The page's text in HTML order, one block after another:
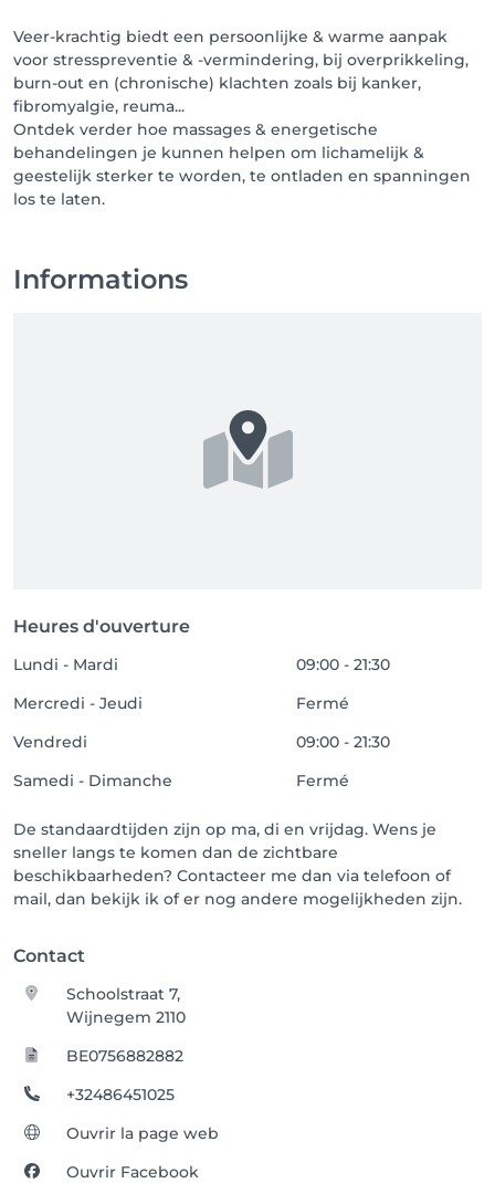
Aangezien je tot 24 u op voorhand kan inboeken is
annuleren of verplaatsen tot dan kosteloos. Daarna
kunnen geannuleerde plaatsen moeilijk last-minute
nog ingevuld geraken, dus is een vergoeding nodig
om de onkosten te dekken.
Minder dan 24u op voorhand -> 50% van de
behandeling wordt aangerekend.
Minder dan 12u op voorhand en bij 'no show'-> de
Veerle
Veer-krachtig biedt een persoonlijke & warme aanpak
voor stresspreventie & -vermindering, bij overprikkeling,
burn-out en (chronische) klachten zoals bij kanker,
fibromyalgie, reuma...
Ontdek verder hoe massages & energetische
behandelingen je kunnen helpen om lichamelijk &
geestelijk sterker te worden, te ontladen en spanningen
los te laten.
Informations
Heures d'ouverture
Lundi - Mardi
09:00 - 21:30
Mercredi - Jeudi
Fermé
Vendredi
09:00 - 21:30
Samedi - Dimanche
Fermé
De standaardtijden zijn op ma, di en vrijdag. Wens je
sneller langs te komen dan de zichtbare
beschikbaarheden? Contacteer me dan via telefoon of
mail, dan bekijk ik of er nog andere mogelijkheden zijn.
Contact
Schoolstraat 7,
Wijnegem 2110
BE0756882882
+32486451025
Ouvrir la page web
Ouvrir Facebook